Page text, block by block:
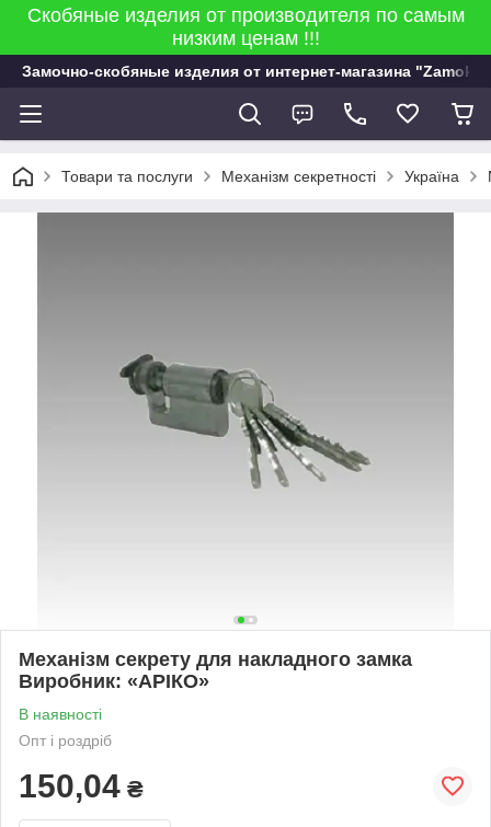
Скобяные изделия от производителя по самым
низким ценам !!!
Замочно-скобяные изделия от интернет-магазина "Zamok
Товари та послуги Механізм секретності Україна
Механізм секрету для накладного замка
Виробник: «АРІКО»
В наявності
Опт і роздріб
150,04 ₴